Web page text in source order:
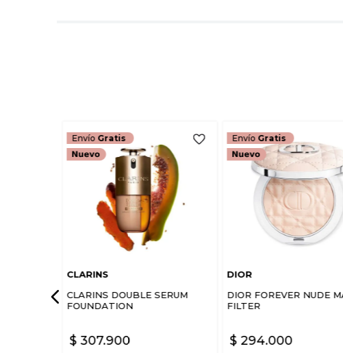
Envío Gratis
CLARINS
CLARINS DOUBLE SERUM
FOUNDATION
$ 307.900
Envío Gratis
DIOR
DIOR FOREVER NUDE
FILTER
$ 294.000